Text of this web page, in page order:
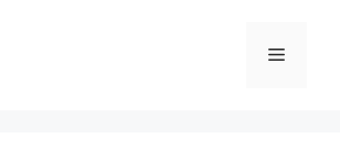
Menu